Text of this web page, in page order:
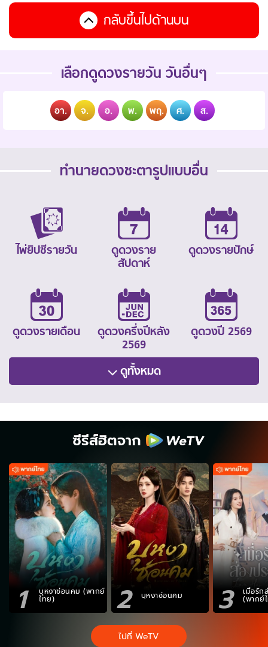
กลับขึ้นไปด้านบน
เลือกดูดวงรายวัน วันอื่นๆ
อา. จ. อ. พ. พฤ. ศ. ส.
ทำนายดวงชะตารูปแบบอื่น
ไพ่ยิปซีรายวัน
ดูดวงราย
สัปดาห์
ดูดวงรายปักษ์
ดูดวงรายเดือน
ดูดวงครึ่งปีหลัง
2569
ดูดวงปี 2569
ดูทั้งหมด
ซีรีส์ฮิตจาก
1 บุหงาซ่อนคม (พากย์
ไทย) 2 บุหงาซ่อนคม 3 เมื่อรัก
(พากย์
ไปที่ WeTV